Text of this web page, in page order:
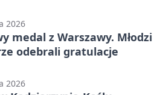
2026
medal z Warszawy. Młodzi
odebrali gratulacje
2026